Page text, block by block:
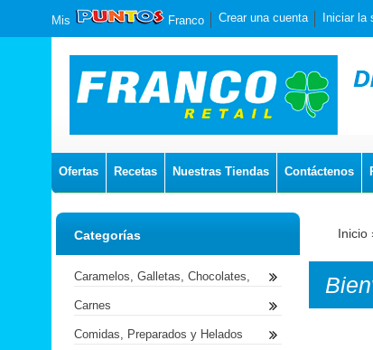
Mis Franco Crear una cuenta Iniciar la
Ofertas Recetas Nuestras Tiendas Contáctenos
Inicio
Categorías
Caramelos, Galletas, Chocolates,
Carnes
Comidas, Preparados y Helados